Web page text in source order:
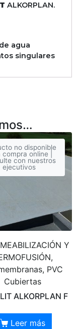
ALKORPLAN.
agua
singulares
no disponible
compra online |
con nuestros
ejecutivos
Y
PVC
Cubiertas
ALKORPLAN F
Leer más